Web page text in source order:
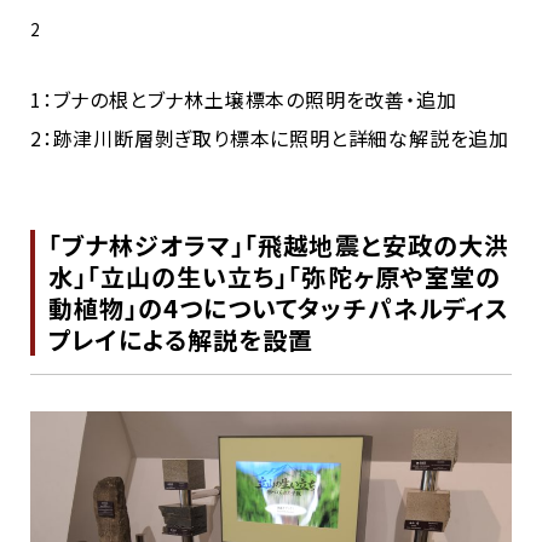
2
1：ブナの根とブナ林土壌標本の照明を改善・追加
2：跡津川断層剝ぎ取り標本に照明と詳細な解説を追加
「ブナ林ジオラマ」「飛越地震と安政の大洪
水」「立山の生い立ち」「弥陀ヶ原や室堂の
動植物」の4つについてタッチパネルディス
プレイによる解説を設置